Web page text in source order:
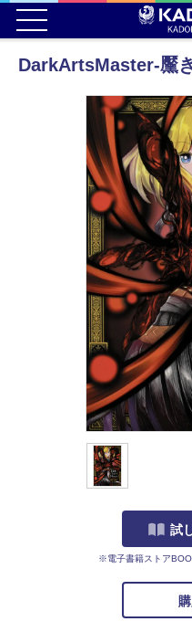
DarkArtsMaster-黶
試
※電子書籍ストア